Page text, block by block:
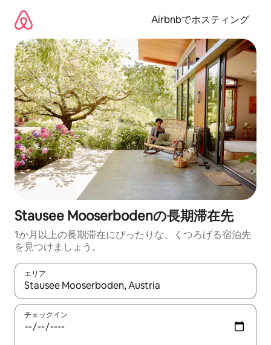
Airbnbでホスティング
Stausee Mooserbodenの長期滞在先
1か月以上の長期滞在にぴったりな、くつろげる宿泊先
を見つけましょう。
エリア
検索結果が表示されたら、上下の矢印キーを使って移動するか
チェックイン